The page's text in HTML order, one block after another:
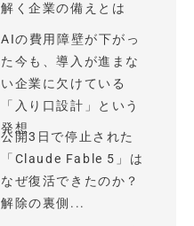
解く企業の備えとは
AIの費用障壁が下がっ
た今も、導入が進まな
い企業に欠けている
「入り口設計」という
発想
公開3日で停止された
「Claude Fable 5」は
なぜ復活できたのか？
解除の裏側...